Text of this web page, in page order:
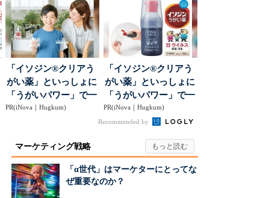
「イソジン®クリアう
がい薬」といっしょに
「うがいパワー」で一
年中！ 健やか
PR(iNova｜Hugkum)
「イソジン®クリアう
がい薬」といっしょに
「うがいパワー」で一
年中！ 健やか
PR(iNova｜Hugkum)
Recommended by
マーケティング戦略
「α世代」はマーケターにとってな
ぜ重要なのか？